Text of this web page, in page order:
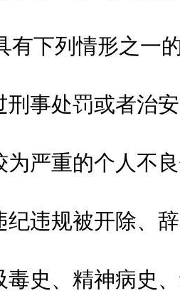
下列情形之一
事处罚或者治安
严重的个人不良
违规被开除、辞
、精神病史、